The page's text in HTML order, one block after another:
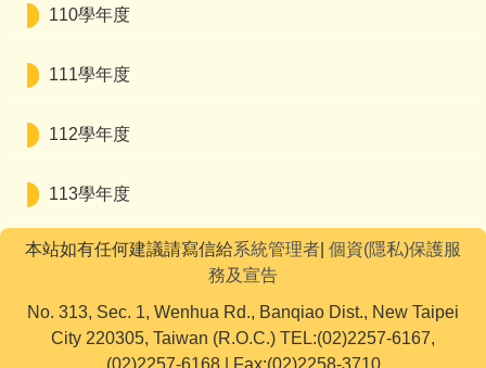
110學年度
111學年度
112學年度
113學年度
本站如有任何建議請寫信給系統管理者 個資(隱私)保護服
務及宣告
No. 313, Sec. 1, Wenhua Rd., Banqiao Dist., New Taipei
City 220305, Taiwan (R.O.C.) TEL:(02)2257-6167,
(02)2257-6168 | Fax:(02)2258-3710